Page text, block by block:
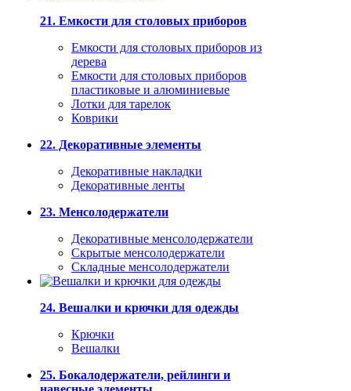
21. Емкости для столовых приборов
Емкости для столовых приборов из
дерева
Емкости для столовых приборов
пластиковые и алюминиевые
Лотки для тарелок
Коврики
22. Декоративные элементы
Декоративные накладки
Декоративные ленты
23. Менсолодержатели
Декоративные менсолодержатели
Скрытые менсолодержатели
Складные менсолодержатели
24. Вешалки и крючки для одежды
Крючки
Вешалки
25. Бокалодержатели, рейлинги и